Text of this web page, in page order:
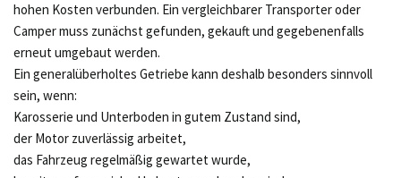
hohen Kosten verbunden. Ein vergleichbarer Transporter oder
Camper muss zunächst gefunden, gekauft und gegebenenfalls
erneut umgebaut werden.
Ein generalüberholtes Getriebe kann deshalb besonders sinnvoll
sein, wenn:
Karosserie und Unterboden in gutem Zustand sind,
der Motor zuverlässig arbeitet,
das Fahrzeug regelmäßig gewartet wurde,